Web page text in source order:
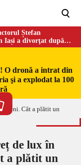
Ștefan
Iași a divorţat după
O dronă a intrat din
şi a explodat la 100
de lux în
a plătit un